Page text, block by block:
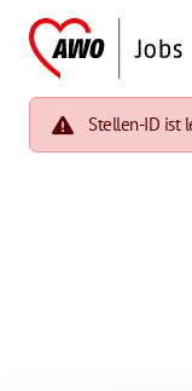
Stellen-ID ist